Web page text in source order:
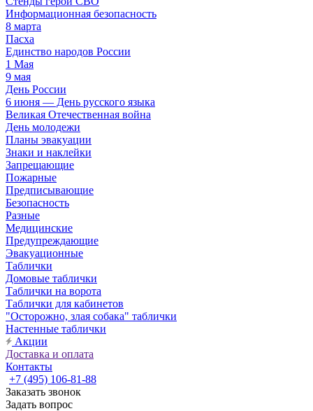
Информационная безопасность
8 марта
Пасха
Единство народов России
1 Мая
9 мая
День России
6 июня — День русского языка
Великая Отечественная война
День молодежи
Планы эвакуации
Знаки и наклейки
Запрещающие
Пожарные
Предписывающие
Безопасность
Разные
Медицинские
Предупреждающие
Эвакуационные
Таблички
Домовые таблички
Таблички на ворота
Таблички для кабинетов
"Осторожно, злая собака" таблички
Настенные таблички
Акции
Доставка и оплата
Контакты
+7 (495) 106-81-88
Заказать звонок
Задать вопрос